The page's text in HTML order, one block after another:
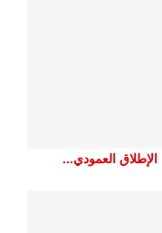
الإطلاق العمودي...